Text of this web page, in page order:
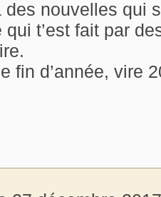
des nouvelles qui
t’est fait par
fin d’année, vire